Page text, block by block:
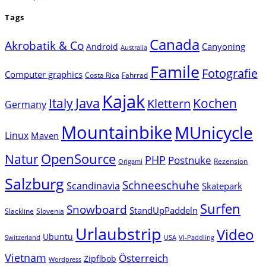
Tags
Akrobatik & Co Android Australia Canada Canyoning
Computer graphics Costa Rica Fahrrad Famile Fotografie
Germany Italy Java Kajak Klettern Kochen
Linux Maven MountainbikeMUnicycle
NaturOpenSource Origami PHP Postnuke Rezension
SalzburgScandinavia Schneeschuhe Skatepark
Slackline Slovenia Snowboard StandUpPaddeln Surfen
Switzerland Ubuntu Urlaubstrip USA VI-Paddling Video
Vietnam Wordpress Zipflbob Österreich